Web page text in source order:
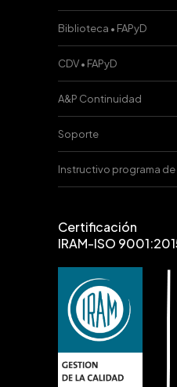
Biblioteca • FAPyD
CDV • FAPyD
A&P Continuidad
Soporte
Instructivo programa
Certificación
IRAM-ISO